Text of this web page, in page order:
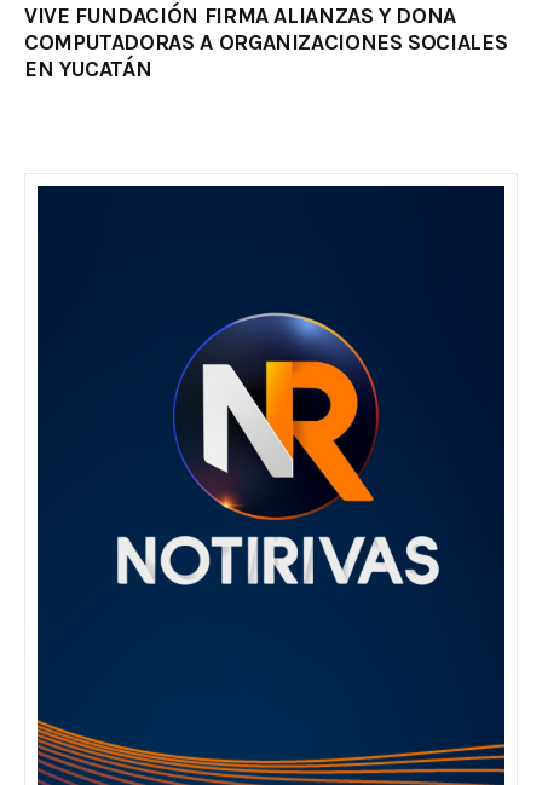
VIVE FUNDACIÓN FIRMA ALIANZAS Y DONA
COMPUTADORAS A ORGANIZACIONES SOCIALES
EN YUCATÁN